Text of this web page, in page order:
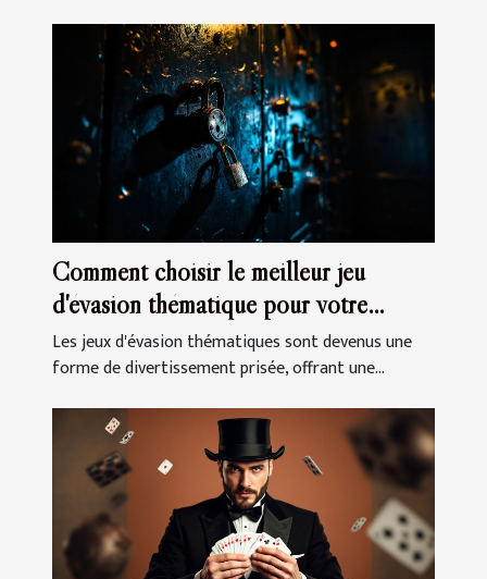
Comment choisir le meilleur jeu
d'évasion thématique pour votre
prochaine sortie
Les jeux d'évasion thématiques sont devenus une
forme de divertissement prisée, offrant une...